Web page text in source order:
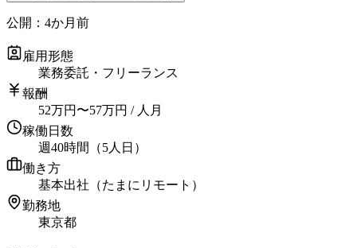
公開： 4か月前
雇用形態
業務委託・フリーランス
報酬
52万円 〜57万円 / 人月
稼働日数
週40時間（5人日）
働き方
基本出社（たまにリモート）
勤務地
東京都